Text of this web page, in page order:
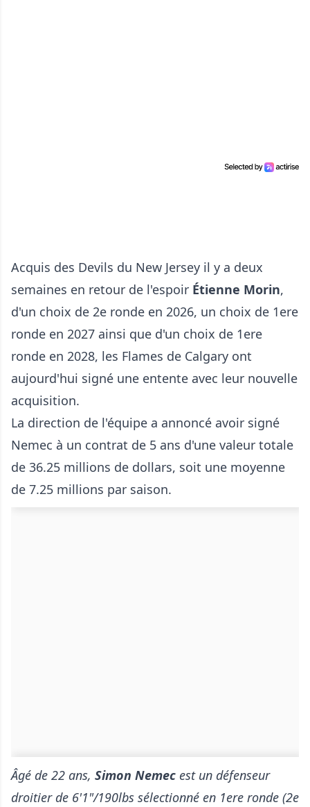
Acquis des Devils du New Jersey il y a deux
semaines en retour de l'espoir Étienne Morin,
d'un choix de 2e ronde en 2026, un choix de 1ere
ronde en 2027 ainsi que d'un choix de 1ere
ronde en 2028, les Flames de Calgary ont
aujourd'hui signé une entente avec leur nouvelle
acquisition.
La direction de l'équipe a annoncé avoir signé
Nemec à un contrat de 5 ans d'une valeur totale
de 36.25 millions de dollars, soit une moyenne
de 7.25 millions par saison.
Âgé de 22 ans, Simon Nemec est un défenseur
droitier de 6'1"/190lbs sélectionné en 1ere ronde (2e